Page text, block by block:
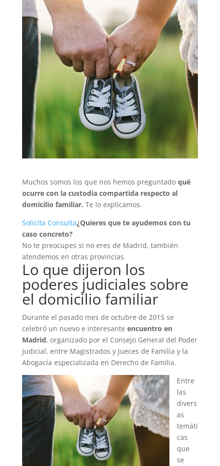
Muchos somos los que nos hemos preguntado qué
ocurre con la custodia compartida respecto al
domicilio familiar. Te lo explicamos.
Solicita Consulta¿Quieres que te ayudemos con tu
caso concreto?
No te preocupes si no eres de Madrid, también
atendemos en otras provincias.
Lo que dijeron los
poderes judiciales sobre
el domicilio familiar
Durante el pasado mes de octubre de 2015 se
celebró un nuevo e interesante encuentro en
Madrid, organizado por el Consejo General del Poder
Judicial, entre Magistrados y Jueces de Familia y la
Abogacía especializada en Derecho de Familia.
Entre
las
divers
as
temáti
cas
que
se